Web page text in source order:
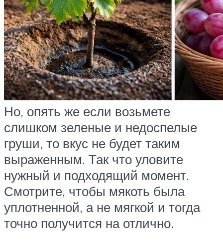
Но, опять же если возьмете
слишком зеленые и недоспелые
груши, то вкус не будет таким
выраженным. Так что уловите
нужный и подходящий момент.
Смотрите, чтобы мякоть была
уплотненной, а не мягкой и тогда
точно получится на отлично.